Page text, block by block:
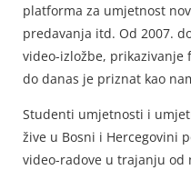
platforma za umjetnost
predavanja itd. Od 2007.
video-izložbe, prikazivanje
do danas je priznat kao
Studenti umjetnosti i
žive u Bosni i Hercegovini
video-radove u trajanju od